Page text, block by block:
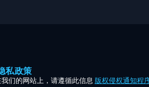
私政策
们的网站上，请遵循此信息 版权侵权通知程